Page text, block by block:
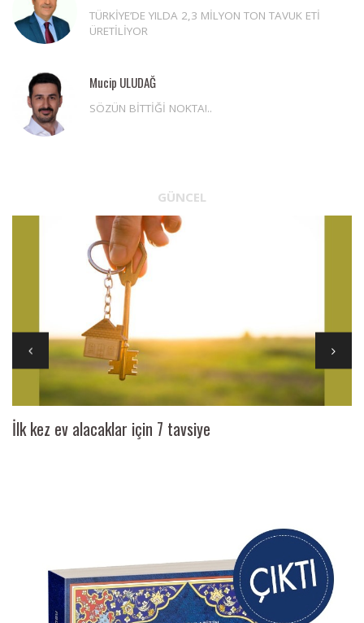
TÜRKİYE’DE YILDA 2,3 MİLYON TON TAVUK ETİ
ÜRETİLİYOR
Mucip ULUDAĞ
SÖZÜN BİTTİĞİ NOKTA!..
GÜNCEL
İlk kez ev alacaklar için 7 tavsiye